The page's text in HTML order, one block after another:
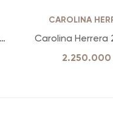
CAROLINA
Carolina Herrera
NYC